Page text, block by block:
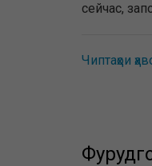
сейчас,
Чиптаҳои